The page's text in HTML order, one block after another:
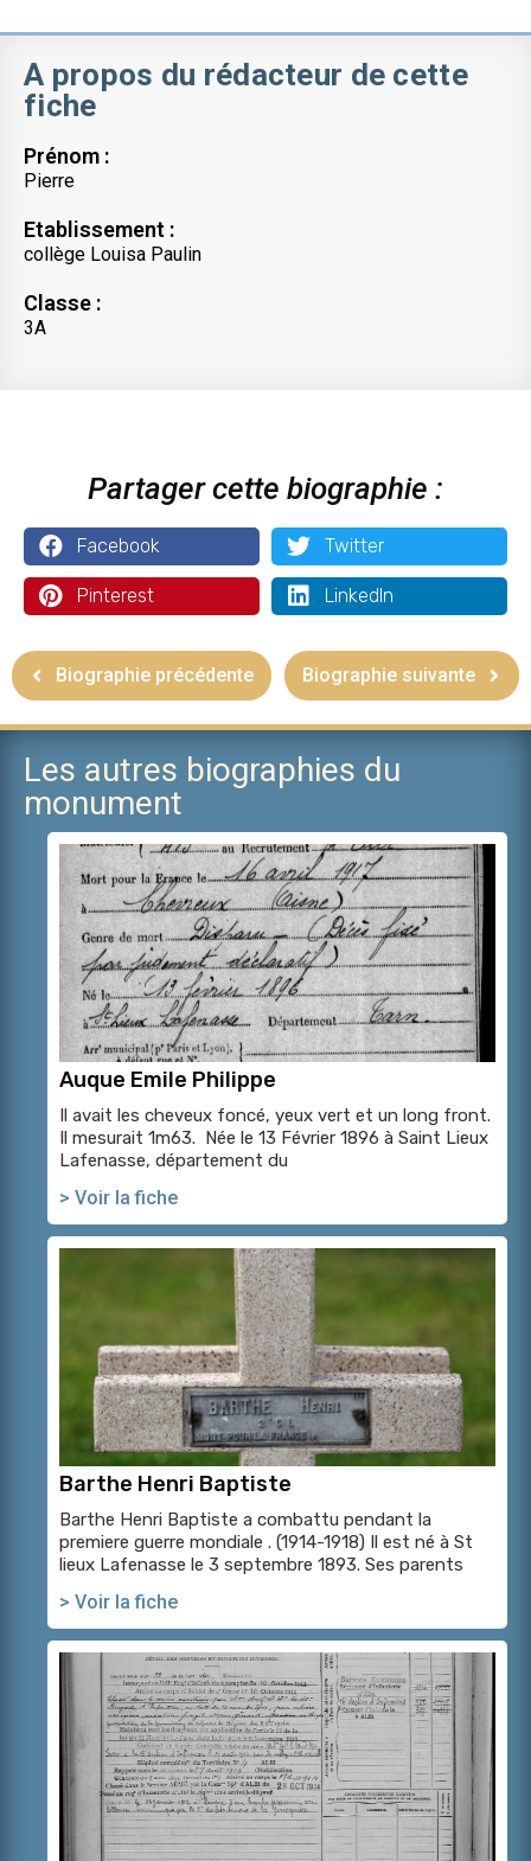
A propos du rédacteur de cette
fiche
Prénom :
Pierre
Etablissement :
collège Louisa Paulin
Classe :
3A
Partager cette biographie :
Facebook Twitter
Pinterest LinkedIn
Biographie précédente Biographie suivante
Les autres biographies du
monument
Auque Emile Philippe
Il avait les cheveux foncé, yeux vert et un long front.
Il mesurait 1m63. Née le 13 Février 1896 à Saint Lieux
Lafenasse, département du
> Voir la fiche
Barthe Henri Baptiste
Barthe Henri Baptiste a combattu pendant la
premiere guerre mondiale . (1914-1918) Il est né à St
lieux Lafenasse le 3 septembre 1893. Ses parents
> Voir la fiche